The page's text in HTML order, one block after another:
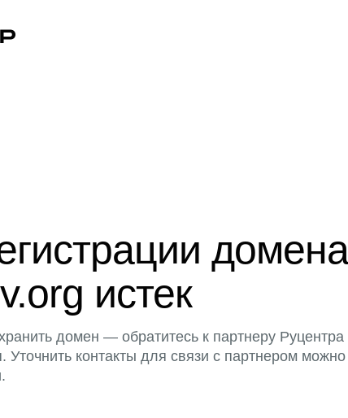
домена
истек
домен — обратитесь к партнеру
Уточнить контакты для связи с партнером можно